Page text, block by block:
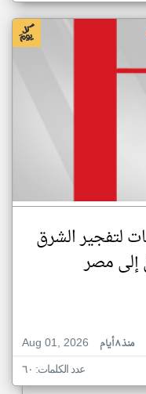
لتفجير الشرق
إلى مصر
Aug 01, 2026
منذ ٨ أيام
عدد الكلمات: ٦٠